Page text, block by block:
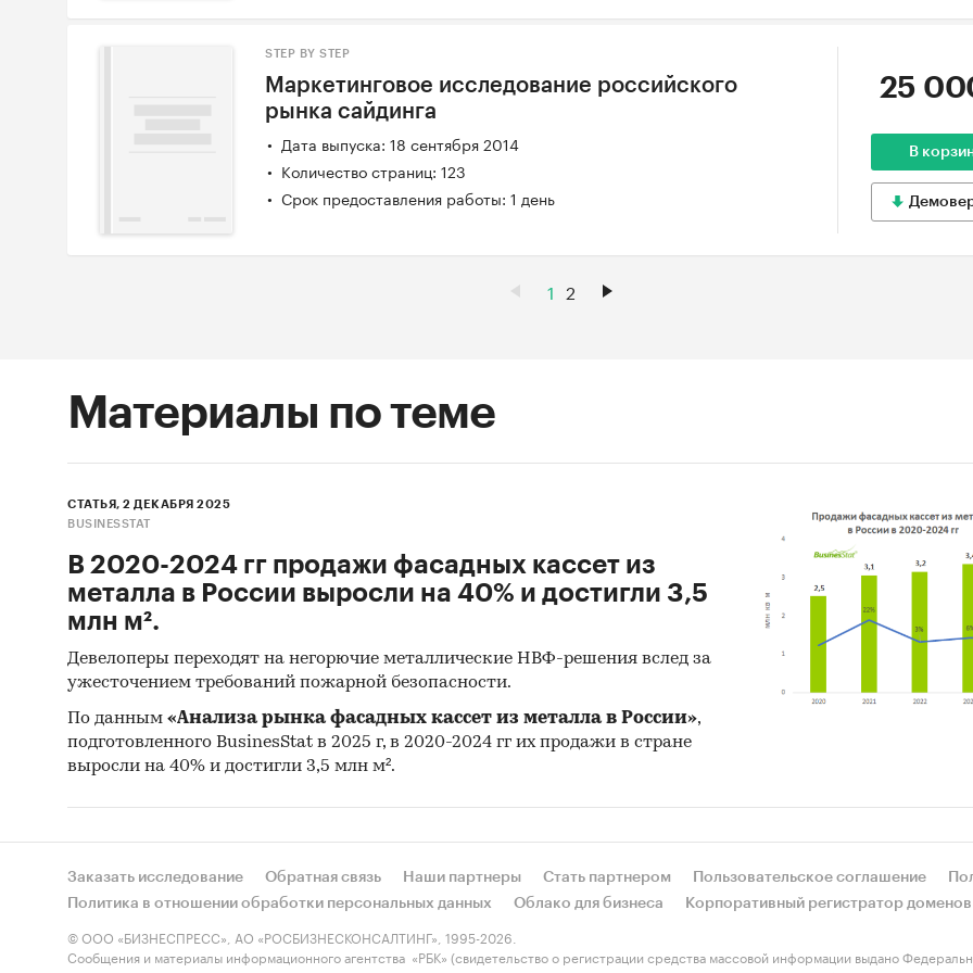
STEP BY STEP
Маркетинговое исследование российского
рынка сайдинга
Дата выпуска: 18 сентября 2014
Количество страниц: 123
Срок предоставления работы: 1 день
25
В
1 2
Материалы по теме
СТАТЬЯ, 2 ДЕКАБРЯ 2025
BUSINESSTAT
В 2020-2024 гг продажи фасадных кассет из
металла в России выросли на 40% и достигли 3,5
млн м².
Девелоперы переходят на негорючие металлические НВФ-решения вслед за
ужесточением требований пожарной безопасности.
По данным «Анализа рынка фасадных кассет из металла в России»,
подготовленного BusinesStat в 2025 г, в 2020-2024 гг их продажи в стране
выросли на 40% и достигли 3,5 млн м².
Заказать исследование Обратная связь Наши партнеры Стать партнером Пользовательское соглашение
Политика в отношении обработки персональных данных
Облако для бизнеса Корпоративный регистратор доменов
© ООО «БИЗНЕСПРЕСС», АО «РОСБИЗНЕСКОНСАЛТИНГ», 1995-2026.
Сообщения и материалы информационного агентства «РБК» (свидетельство о регистрации средства массовой информации выдано